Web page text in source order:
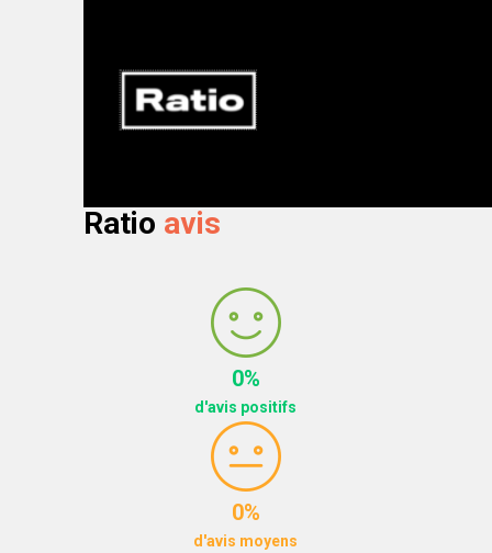
Ratio avis
0%
d'avis positifs
0%
d'avis moyens